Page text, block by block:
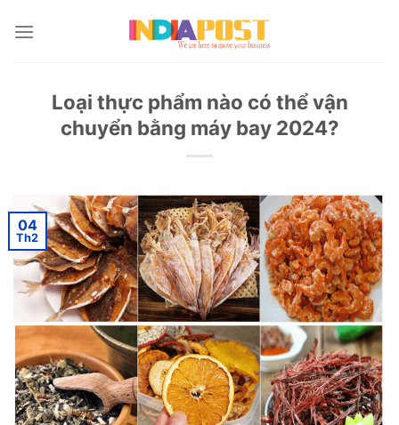
Loại thực phẩm nào có thể vận
chuyển bằng máy bay 2024?
04
Th2